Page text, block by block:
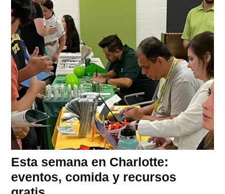
Esta semana en Charlotte:
eventos, comida y recursos